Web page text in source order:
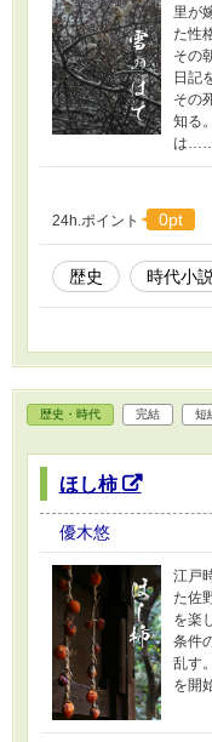
里が
た性
その
日記
その
知る
は……
24h.ポイント 0pt
歴史 時代小説
歴史・時代 完結 短
ほし柿
優木悠
江戸
た佐
を楽
条件
乱す
を開